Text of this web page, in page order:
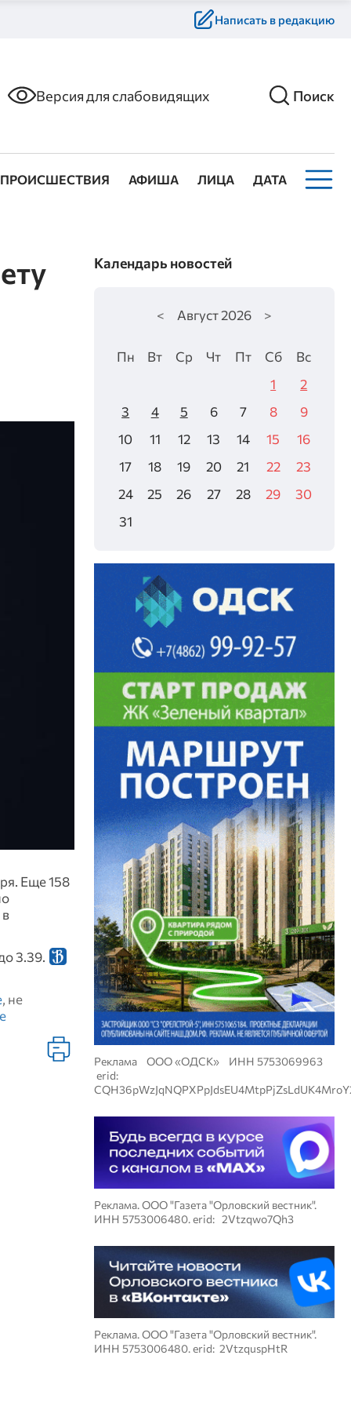
Написать в редакцию
Версия для слабовидящих Поиск
ПРОИСШЕСТВИЯ АФИША ЛИЦА ДАТА
Еще 158
3.39.
, не
Календарь новостей
< Август2026 >
Пн Вт Ср Чт Пт Сб
Вс
1
2
3
4 5 6 7 8
9
10
11 12 13 14 15
16
17
18 19 20 21 22
23
24
25 26 27 28 29
30
31
Реклама ООО «ОДСК» ИНН 5753069963
erid:
Реклама. ООО "Газета "Орловский вестник".
ИНН 5753006480. erid: 2Vtzqwo7Qh3
Реклама. ООО "Газета "Орловский вестник".
ИНН 5753006480. erid: 2VtzquspHtR